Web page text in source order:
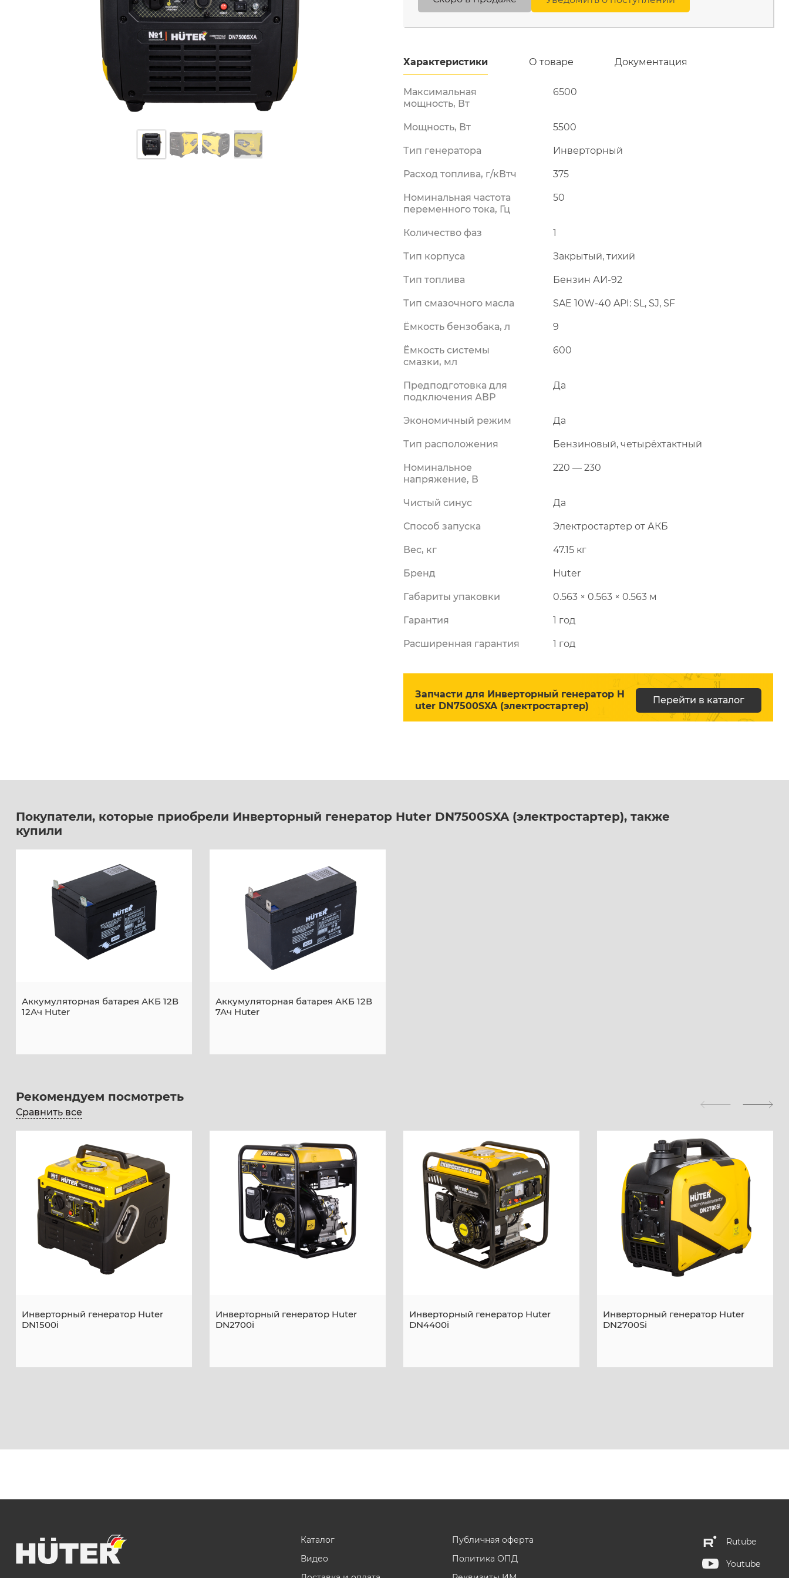
Бензопилы
Виброплиты
Дровоколы
Измельчители
электрические
Механические
газонокосилки
техника
Опрыскиватели
+ 5
Характеристики О товаре Документация
Максимальная
мощность, Вт
6500
Мощность, Вт 5500
Тип генератора Инверторный
Расход топлива, г/кВтч 375
Номинальная частота
переменного тока, Гц
50
Количество фаз 1
Тип корпуса Закрытый, тихий
Тип топлива Бензин АИ-92
Тип смазочного масла SAE 10W-40 API: SL, SJ, SF
Ёмкость бензобака, л 9
Ёмкость системы
смазки, мл
600
Предподготовка для
подключения АВР
Да
Экономичный режим Да
Тип расположения Бензиновый, четырёхтактный
Номинальное
напряжение, В
220 — 230
Чистый синус Да
Способ запуска Электростартер от АКБ
Вес, кг 47.15 кг
Бренд Huter
Габариты упаковки 0.563 × 0.563 × 0.563 м
Гарантия 1 год
Расширенная гарантия 1 год
Запчасти для Инверторный генератор H
uter DN7500SXA (электростартер)
Перейти в каталог
Покупатели, которые приобрели Инверторный генератор Huter DN7500SXA (электростартер), также
купили
Аккумуляторная батарея АКБ 12В
12Ач Huter
Аккумуляторная батарея АКБ 12В
7Ач Huter
Рекомендуем посмотреть
Сравнить все
Инверторный генератор Huter
DN1500i
Инверторный генератор Huter
DN2700i
Инверторный генератор Huter
DN4400i
Инверторный генератор Huter
DN2700Si
Каталог
Видео
Публичная оферта
Политика ОПД
Rutube
Youtube